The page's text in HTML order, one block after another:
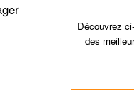
Découvrez
des